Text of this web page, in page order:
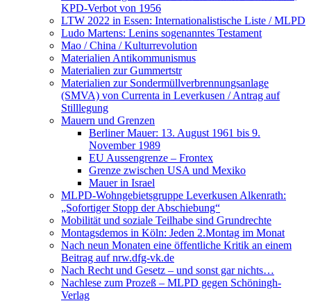
KPD-Verbot von 1956
LTW 2022 in Essen: Internationalistische Liste / MLPD
Ludo Martens: Lenins sogenanntes Testament
Mao / China / Kulturrevolution
Materialien Antikommunismus
Materialien zur Gummertstr
Materialien zur Sondermüllverbrennungsanlage
(SMVA) von Currenta in Leverkusen / Antrag auf
Stilllegung
Mauern und Grenzen
Berliner Mauer: 13. August 1961 bis 9.
November 1989
EU Aussengrenze – Frontex
Grenze zwischen USA und Mexiko
Mauer in Israel
MLPD-Wohngebietsgruppe Leverkusen Alkenrath:
„Sofortiger Stopp der Abschiebung“
Mobilität und soziale Teilhabe sind Grundrechte
Montagsdemos in Köln: Jeden 2.Montag im Monat
Nach neun Monaten eine öffentliche Kritik an einem
Beitrag auf nrw.dfg-vk.de
Nach Recht und Gesetz – und sonst gar nichts…
Nachlese zum Prozeß – MLPD gegen Schöningh-
Verlag